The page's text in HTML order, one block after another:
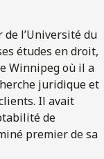
de l’Université du
études en droit,
Winnipeg où il a
juridique et
Il avait
de
premier de sa